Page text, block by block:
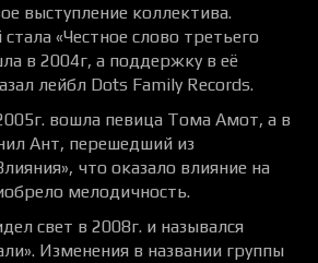
выступление коллектива.
«Честное слово третьего
в 2004г, а поддержку в её
лейбл Dots Family Records.
вошла певица Тома Амот, а в
Ант, перешедший из
что оказало влияние на
мелодичность.
свет в 2008г. и назывался
Изменения в названии группы